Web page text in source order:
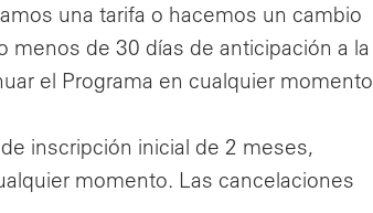
una tarifa o hacemos un cambio
menos de 30 días de anticipación a la
el Programa en cualquier momento
inscripción inicial de 2 meses,
momento. Las cancelaciones